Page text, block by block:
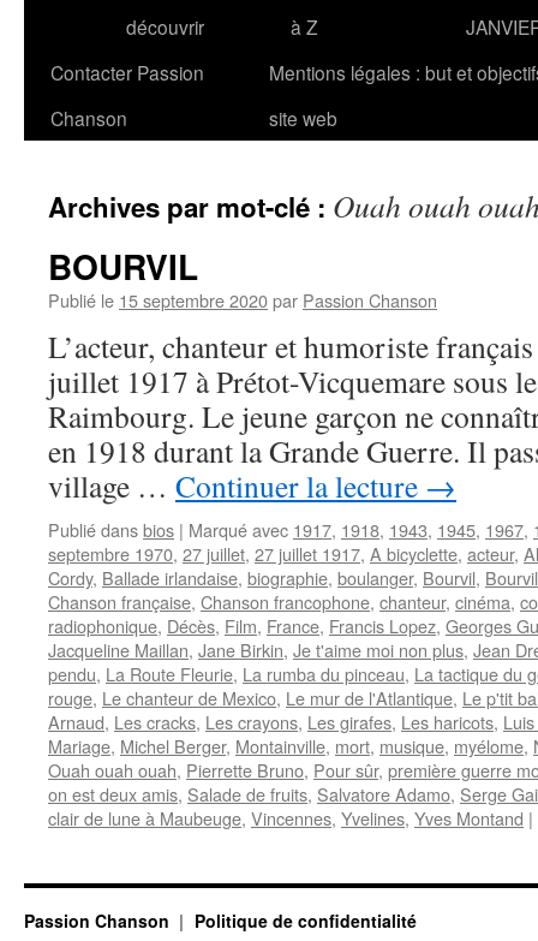
découvrir
à Z
Contacter Passion
Chanson
Mentions légales : but et
site web
Archives par mot-clé : Ouah ouah
BOURVIL
Publié le 15 septembre 2020par Passion Chanson
L’acteur, chanteur et humoriste
juillet 1917 à Prétot-Vicquemare sous
Raimbourg. Le jeune garçon ne
en 1918 durant la Grande Guerre. Il
village … Continuer la lecture →
Publié dansbios | Marqué avec 1917, 1918, 1943, 1945, 1967,
septembre 1970, 27 juillet, 27 juillet 1917, A bicyclette, acteur,
Cordy, Ballade irlandaise, biographie, boulanger, Bourvil,
Chanson française, Chanson francophone, chanteur, cinéma,
radiophonique, Décès, Film, France, Francis Lopez, Georges
Jacqueline Maillan, Jane Birkin, Je t'aime moi non plus, Jean
pendu, La Route Fleurie, La rumba du pinceau, La tactique du
rouge, Le chanteur de Mexico, Le mur de l'Atlantique, Le p'tit
Arnaud, Les cracks, Les crayons, Les girafes, Les haricots,
Mariage, Michel Berger, Montainville, mort, musique, myélome,
Ouah ouah ouah, Pierrette Bruno, Pour sûr, première guerre
on est deux amis, Salade de fruits, Salvatore Adamo, Serge
clair de lune à Maubeuge, Vincennes, Yvelines, Yves Montand |
Passion Chanson Politique de confidentialité